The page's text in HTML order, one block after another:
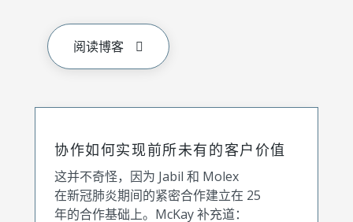
阅读博客
协作如何实现前所未有的客户价值
这并不奇怪，因为 Jabil 和 Molex
在新冠肺炎期间的紧密合作建立在 25
年的合作基础上。McKay 补充道：